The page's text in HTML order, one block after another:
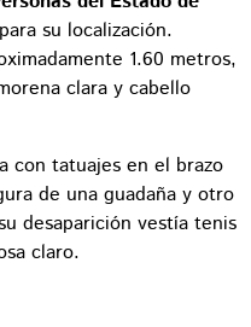
su localización.
1.60 metros,
clara y cabello
con tatuajes en el brazo
de una guadaña y otro
desaparición vestía tenis
claro.